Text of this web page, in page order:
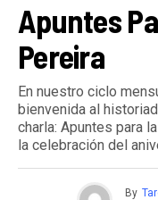
Apuntes
Pereira
En nuestro ciclo
bienvenida al
charla: Apuntes para
la celebración del
By